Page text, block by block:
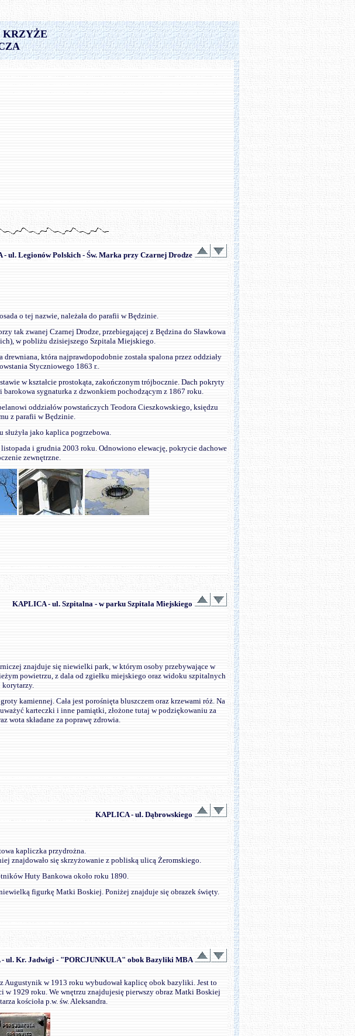
- ul. Legionów Polskich - Św. Marka przy Czarnej Drodze
o tej nazwie, należała do parafii w Będzinie.
tak zwanej Czarnej Drodze, przebiegającej z Będzina do Sławkowa
w pobliżu dzisiejszego Szpitala Miejskiego.
która najprawdopodobnie została spalona przez oddziały
Styczniowego 1863 r..
w kształcie prostokąta, zakończonym trójbocznie. Dach pokryty
barokowa sygnaturka z dzwonkiem pochodzącym z 1867 roku.
oddziałów powstańczych Teodora Cieszkowskiego, księdzu
z parafii w Będzinie.
jako kaplica pogrzebowa.
i grudnia 2003 roku. Odnowiono elewację, pokrycie dachowe
zewnętrzne.
KAPLICA - ul. Szpitalna - w parku Szpitala Miejskiego
znajduje się niewielki park, w którym osoby przebywające w
powietrzu, z dala od zgiełku miejskiego oraz widoku szpitalnych
korytarzy.
kamiennej. Cała jest porośnięta bluszczem oraz krzewami róż. Na
karteczki i inne pamiątki, złożone tutaj w podziękowaniu za
wota składane za poprawę zdrowia.
KAPLICA - ul. Dąbrowskiego
kapliczka przydrożna.
znajdowało się skrzyżowanie z pobliską ulicą Żeromskiego.
Huty Bankowa około roku 1890.
figurkę Matki Boskiej. Poniżej znajduje się obrazek święty.
ul. Kr. Jadwigi - "PORCJUNKULA" obok Bazyliki MBA
Augustynik w 1913 roku wybudował kaplicę obok bazyliki. Jest to
w 1929 roku. We wnętrzu znajdujesię pierwszy obraz Matki Boskiej
kościoła p.w. św. Aleksandra.